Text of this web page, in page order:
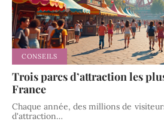
CONSEILS
Trois parcs d’attraction les
France
Chaque année, des millions de
d'attraction…